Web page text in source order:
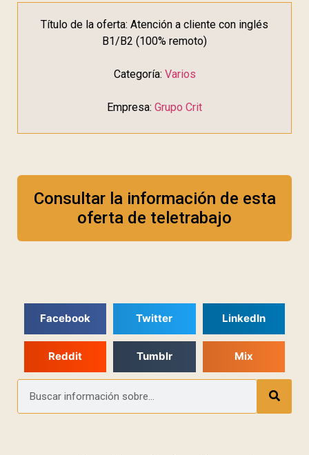
Título de la oferta: Atención a cliente con inglés
B1/B2 (100% remoto)
Categoría: Varios
Empresa: Grupo Crit
Consultar la información de esta
oferta de teletrabajo
Facebook Twitter LinkedIn
Reddit Tumblr Mix